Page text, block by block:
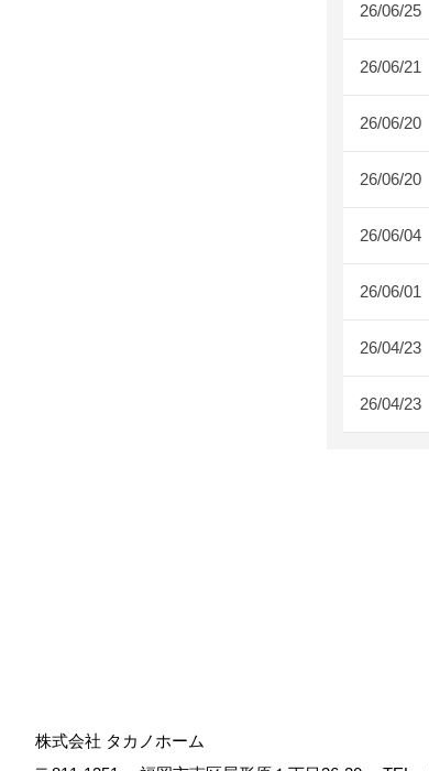
26/06/25
26/06/21
26/06/20
26/06/20
26/06/04
26/06/01
26/04/23
26/04/23
株式会社 タカノホーム